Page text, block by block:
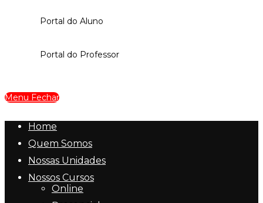
Portal do Aluno
Portal do Professor
Menu Fechar
Home
Quem Somos
Nossas Unidades
Nossos Cursos
Online